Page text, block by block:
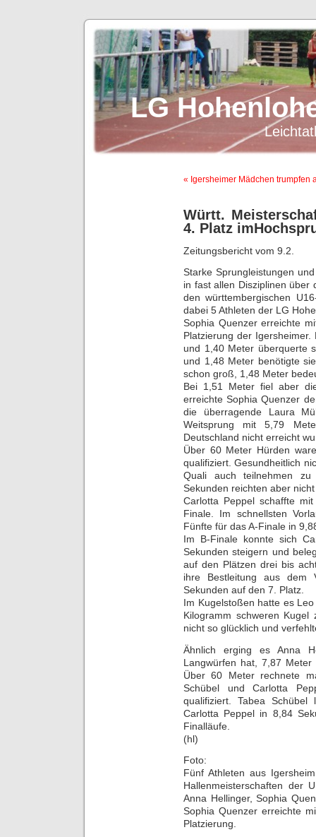
LG
« Igersheimer Mädchen trumpfen
Württ.
4. Platz
Zeitungsbericht vom 9.2.
Starke Sprungleistungen
in fast allen Disziplinen über
den württembergischen
dabei 5 Athleten der LG
Sophia Quenzer erreichte
Platzierung der
und 1,40 Meter überquerte
und 1,48 Meter benötigte
schon groß, 1,48 Meter
Bei 1,51 Meter fiel aber
erreichte Sophia Quenzer
die überragende Laura
Weitsprung mit 5,79
Deutschland nicht erreicht
Über 60 Meter Hürden
qualifiziert. Gesundheitlich
Quali auch teilnehmen
Sekunden reichten aber
Carlotta Peppel schaffte
Finale. Im schnellsten
Fünfte für das A-Finale in
Im B-Finale konnte sich
Sekunden steigern und
auf den Plätzen drei bis
ihre Bestleitung aus
Sekunden auf den 7. Platz.
Im Kugelstoßen hatte es
Kilogramm schweren
nicht so glücklich und
Ähnlich erging es Anna
Langwürfen hat, 7,87
Über 60 Meter rechnete
Schübel und Carlotta
qualifiziert. Tabea
Carlotta Peppel in 8,84
Finalläufe.
(hl)
Foto:
Fünf Athleten aus
Hallenmeisterschaften der
Anna Hellinger, Sophia
Sophia Quenzer erreichte
Platzierung.